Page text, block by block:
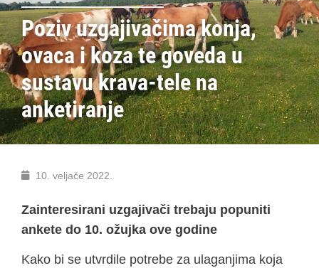
Poziv uzgajivačima konja,
ovaca i koza te goveda u
sustavu krava-tele na
anketiranje
10. veljače 2022.
Zainteresirani uzgajivači trebaju popuniti
ankete do 10. ožujka ove godine
Kako bi se utvrdile potrebe za ulaganjima koja